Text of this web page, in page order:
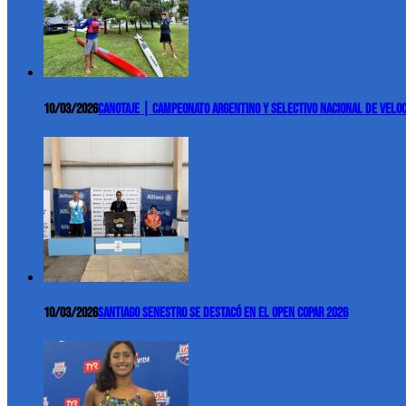
10/03/2026Canotaje | Campeonato Argentino y Selectivo Nacional de
10/03/2026Santiago Senestro se destacó en el Open COPAR 2026